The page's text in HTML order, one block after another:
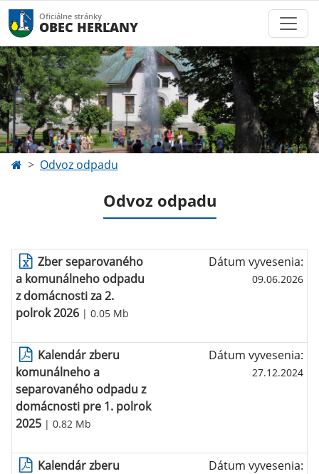
Oficiálne stránky
OBEC HERĽANY
Odvoz odpadu
Odvoz odpadu
Zber separovaného
a komunálneho odpadu
z domácnosti za 2.
polrok 2026 | 0.05 Mb
Dátum vyvesenia:
09.06.2026
Kalendár zberu
komunálneho a
separovaného odpadu z
domácnosti pre 1. polrok
2025 | 0.82 Mb
Dátum vyvesenia:
27.12.2024
Kalendár zberu
Dátum vyvesenia: